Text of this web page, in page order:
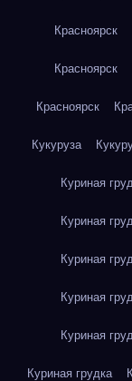
Красноярск
Красноярск
Красноярск
Кукуруза
Куриная
Куриная
Куриная
Куриная
Куриная
Куриная грудка